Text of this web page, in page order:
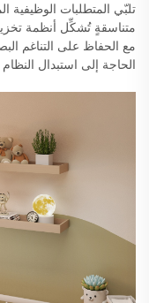
تلبّي المتطلبات الوظيفية
متناسقةٍ تُشكِّل أنظمة
مع الحفاظ على التناغم
الحاجة إلى استبدال